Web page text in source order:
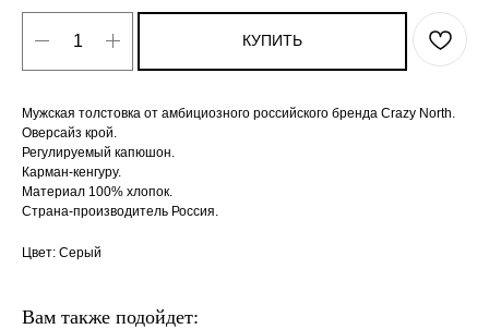
КУПИТЬ
Мужская толстовка от амбициозного российского бренда Crazy North.
Оверсайз крой.
Регулируемый капюшон.
Карман-кенгуру.
Материал 100% хлопок.
Страна-производитель Россия.
Цвет: Серый
Вам также подойдет: